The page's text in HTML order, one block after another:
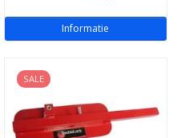
Informatie
SALE